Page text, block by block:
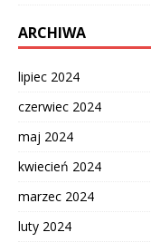
ARCHIWA
lipiec 2024
czerwiec 2024
maj 2024
kwiecień 2024
marzec 2024
luty 2024